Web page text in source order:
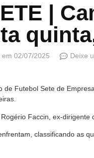
|
em 02/07/2025
Deixe
de Futebol Sete de
Faccin, ex-dirigente
classificando as